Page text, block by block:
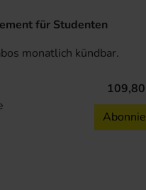
für Studenten
monatlich kündbar.